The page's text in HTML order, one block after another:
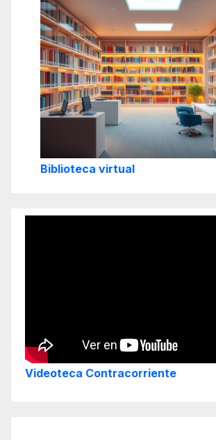
Biblioteca virtual
Videoteca Contracorriente